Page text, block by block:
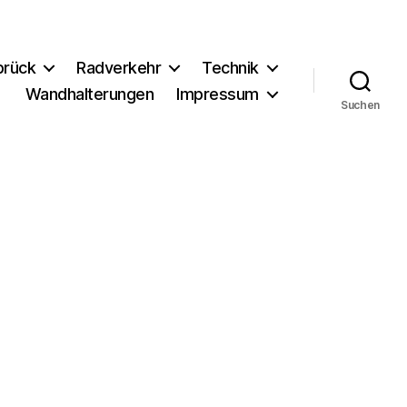
Radverkehr
Technik
Wandhalterungen
Impressum
Suchen